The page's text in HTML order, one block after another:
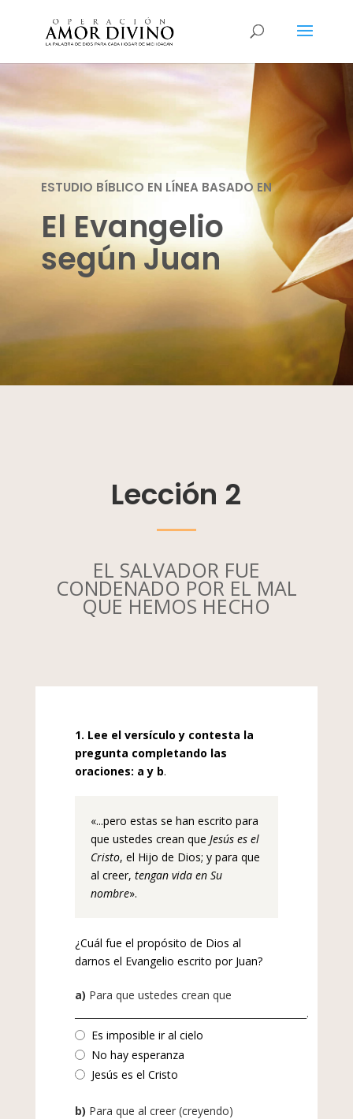
ESTUDIO BÍBLICO EN LÍNEA BASADO EN
El Evangelio
según Juan
Lección 2
EL SALVADOR FUE
CONDENADO POR EL MAL
QUE HEMOS HECHO
1. Lee el versículo y contesta la
pregunta completando las
oraciones: a y b.
«...pero estas se han escrito para
que ustedes crean que Jesús es el
Cristo, el Hijo de Dios; y para que
al creer, tengan vida en Su
nombre».
¿Cuál fue el propósito de Dios al
darnos el Evangelio escrito por Juan?
a) Para que ustedes crean que
_________________________________________________.
Es imposible ir al cielo
No hay esperanza
Jesús es el Cristo
b) Para que al creer (creyendo)